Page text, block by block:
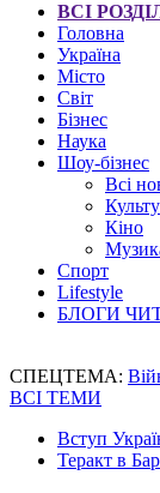
ВСІ
Головна
Україна
Місто
Світ
Бізнес
Наука
Шоу-бізнес
Всі
Кіно
Спорт
Lifestyle
БЛОГИ
СПЕЦТЕМА:
ВСІ ТЕМИ
Вступ
Теракт в